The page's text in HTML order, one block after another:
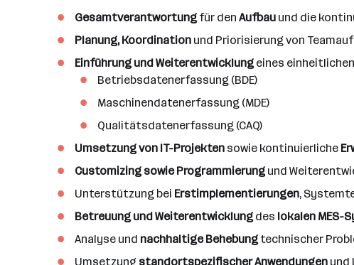
n
a
Gesamtverantwortung für den Aufbau und die
Planung, Koordination und Priorisierung von
Einführung und Weiterentwicklung eines einheitlichen
Betriebsdatenerfassung (BDE)
Maschinendatenerfassung (MDE)
Qualitätsdatenerfassung (CAQ)
Umsetzung von IT-Projekten sowie kontinuierliche
Customizing sowie Programmierung und
Unterstützung bei Erstimplementierungen,
Betreuung und Weiterentwicklung des lokalen MES-
Analyse und nachhaltige Behebung technischer
Umsetzung standortspezifischer Anwendungen und